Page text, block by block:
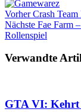
VorherCrash Team
Nächste Fae Farm
Rollenspiel
Verwandte
GTA VI: Kehrt